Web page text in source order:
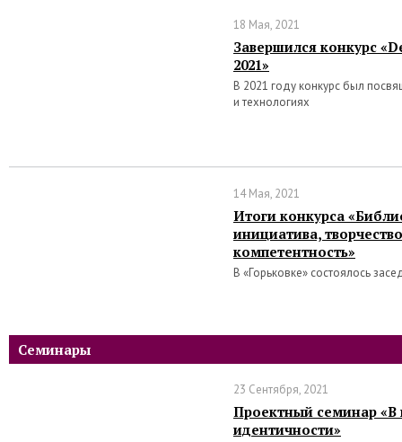
18 Мая, 2021
Завершился конкурс
2021»
В 2021 году конкурс был
и технологиях
14 Мая, 2021
Итоги конкурса
инициатива,
компетентность»
В «Горьковке» состоялось
Семинары
23 Сентября, 2021
Проектный семинар «В
идентичности»